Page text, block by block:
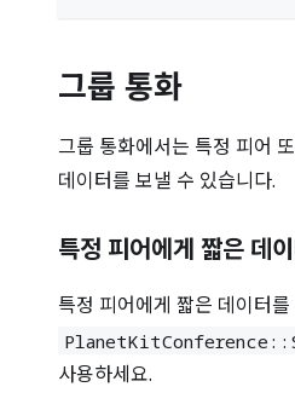
그룹 통화
그룹 통화에서는 특정 피어
데이터를 보낼 수 있습니다.
특정 피어에게 짧은 데
특정 피어에게 짧은 데이터
사용하세요.